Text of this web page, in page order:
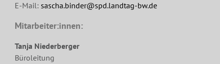
E-Mail: sascha.binder@spd.landtag-bw.de
Mitarbeiter:innen:
Tanja Niederberger
Büroleitung